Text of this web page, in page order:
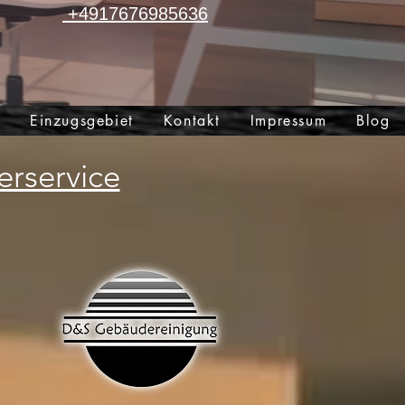
+4917676985636
Einzugsgebiet Kontakt Impressum Blog